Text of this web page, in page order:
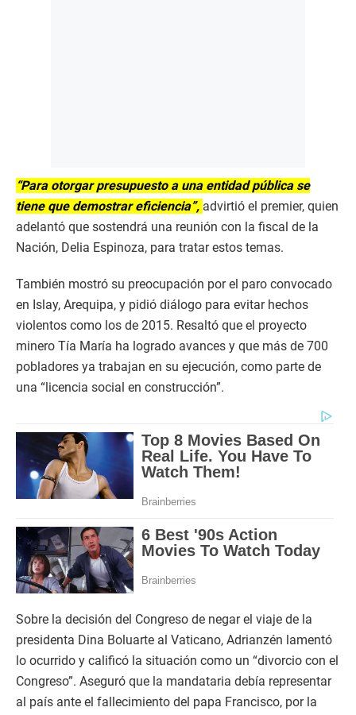
“Para otorgar presupuesto a una entidad pública se
tiene que demostrar eficiencia”, advirtió el premier, quien
adelantó que sostendrá una reunión con la fiscal de la
Nación, Delia Espinoza, para tratar estos temas.
También mostró su preocupación por el paro convocado
en Islay, Arequipa, y pidió diálogo para evitar hechos
violentos como los de 2015. Resaltó que el proyecto
minero Tía María ha logrado avances y que más de 700
pobladores ya trabajan en su ejecución, como parte de
una “licencia social en construcción”.
Sobre la decisión del Congreso de negar el viaje de la
presidenta Dina Boluarte al Vaticano, Adrianzén lamentó
lo ocurrido y calificó la situación como un “divorcio con el
Congreso”. Aseguró que la mandataria debía representar
al país ante el fallecimiento del papa Francisco, por la